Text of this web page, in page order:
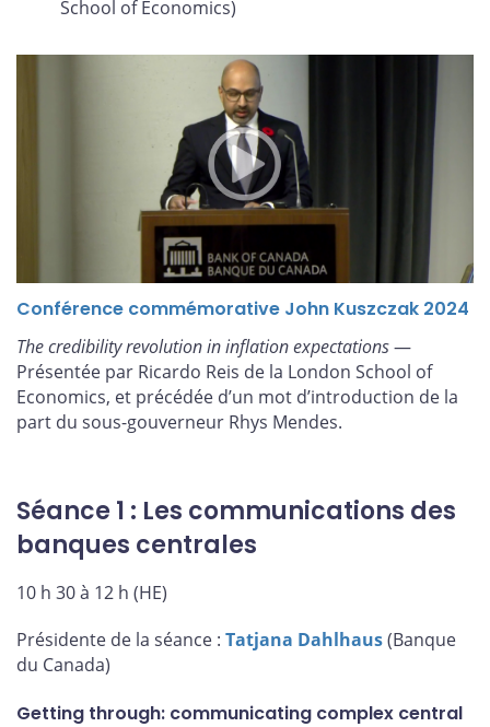
School of Economics)
Conférence commémorative John Kuszczak 2024
The credibility revolution in inflation expectations—
Présentée par Ricardo Reis de la London School of
Economics, et précédée d’un mot d’introduction de la
part du sous-gouverneur Rhys Mendes.
Séance 1 : Les communications des
banques centrales
10 h 30 à 12 h (HE)
Présidente de la séance : Tatjana Dahlhaus(Banque
du Canada)
Getting through: communicating complex central